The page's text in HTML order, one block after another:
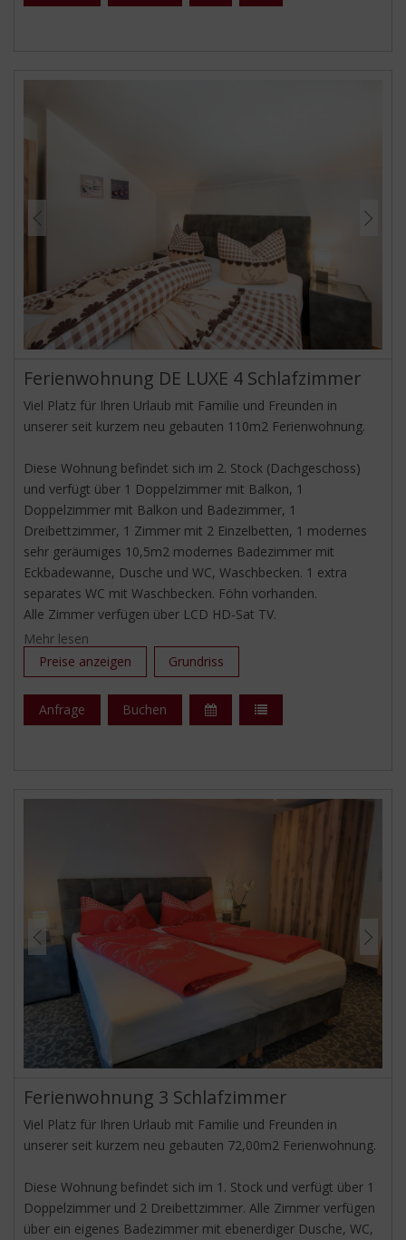
Ferienwohnung DE LUXE 4 Schlafzimmer
Viel Platz für Ihren Urlaub mit Familie und Freunden in
unserer seit kurzem neu gebauten 110m2 Ferienwohnung.
Diese Wohnung befindet sich im 2. Stock (Dachgeschoss)
und verfügt über 1 Doppelzimmer mit Balkon, 1
Doppelzimmer mit Balkon und Badezimmer, 1
Dreibettzimmer, 1 Zimmer mit 2 Einzelbetten, 1 modernes
sehr geräumiges 10,5m2 modernes Badezimmer mit
Eckbadewanne, Dusche und WC, Waschbecken. 1 extra
separates WC mit Waschbecken. Föhn vorhanden.
Alle Zimmer verfügen über LCD HD-Sat TV.
Die voll ausgestattete 20m2 Küche mit Sitzecke erlaubt
jeden Komfort für einen rundum erfüllten Selbstversorger-
Urlaub mit Freunden und der ganzen Familie. Hier können Sie
in ungezwungener Atmosphäre mit Ihren Freunden schöne
2 Balkone (Süd- und Ostseite), Garderobe.
Frühstück gegen Aufpreis auf Anfrage im Nachbarhaus.
Kurznächtigung auf Anfrage.
Mehr lesen
Preise anzeigen
Grundriss
Anfrage Buchen
Ferienwohnung 3 Schlafzimmer
Viel Platz für Ihren Urlaub mit Familie und Freunden in
unserer seit kurzem neu gebauten 72,00m2 Ferienwohnung.
Diese Wohnung befindet sich im 1. Stock und verfügt über 1
Doppelzimmer und 2 Dreibettzimmer. Alle Zimmer verfügen
über ein eigenes Badezimmer mit ebenerdiger Dusche, WC,